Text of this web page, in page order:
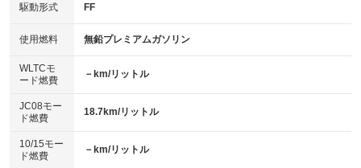
USB入力端子
：装備あり
100V電源
：装備なし
センターデフロック
：装備なし
電動格納ミラー
：装備あり
HID(キセノンライト)
：装備なし
バックカメラ
：装備あり
エアロ
：装備なし
：装備なし
パワーシート
ベンチシート
：装備なし
駆動形式 FF
使用燃料 無鉛プレミアムガソリン
WLTCモ
ード燃費
－km/リットル
JC08モー
ド燃費
18.7km/リットル
10/15モー
ド燃費
－km/リットル